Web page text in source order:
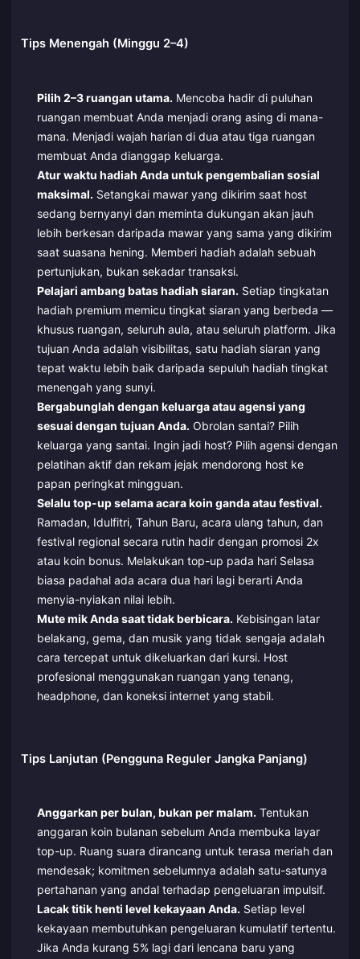
Tips Menengah (Minggu 2–4)
Pilih 2–3 ruangan utama. Mencoba hadir di puluhan
ruangan membuat Anda menjadi orang asing di mana-
mana. Menjadi wajah harian di dua atau tiga ruangan
membuat Anda dianggap keluarga.
Atur waktu hadiah Anda untuk pengembalian sosial
maksimal. Setangkai mawar yang dikirim saat host
sedang bernyanyi dan meminta dukungan akan jauh
lebih berkesan daripada mawar yang sama yang dikirim
saat suasana hening. Memberi hadiah adalah sebuah
pertunjukan, bukan sekadar transaksi.
Pelajari ambang batas hadiah siaran. Setiap tingkatan
hadiah premium memicu tingkat siaran yang berbeda —
khusus ruangan, seluruh aula, atau seluruh platform. Jika
tujuan Anda adalah visibilitas, satu hadiah siaran yang
tepat waktu lebih baik daripada sepuluh hadiah tingkat
menengah yang sunyi.
Bergabunglah dengan keluarga atau agensi yang
sesuai dengan tujuan Anda. Obrolan santai? Pilih
keluarga yang santai. Ingin jadi host? Pilih agensi dengan
pelatihan aktif dan rekam jejak mendorong host ke
papan peringkat mingguan.
Selalu top-up selama acara koin ganda atau festival.
Ramadan, Idulfitri, Tahun Baru, acara ulang tahun, dan
festival regional secara rutin hadir dengan promosi 2x
atau koin bonus. Melakukan top-up pada hari Selasa
biasa padahal ada acara dua hari lagi berarti Anda
menyia-nyiakan nilai lebih.
Mute mik Anda saat tidak berbicara. Kebisingan latar
belakang, gema, dan musik yang tidak sengaja adalah
cara tercepat untuk dikeluarkan dari kursi. Host
profesional menggunakan ruangan yang tenang,
headphone, dan koneksi internet yang stabil.
Tips Lanjutan (Pengguna Reguler Jangka Panjang)
Anggarkan per bulan, bukan per malam. Tentukan
anggaran koin bulanan sebelum Anda membuka layar
top-up. Ruang suara dirancang untuk terasa meriah dan
mendesak; komitmen sebelumnya adalah satu-satunya
pertahanan yang andal terhadap pengeluaran impulsif.
Lacak titik henti level kekayaan Anda. Setiap level
kekayaan membutuhkan pengeluaran kumulatif tertentu.
Jika Anda kurang 5% lagi dari lencana baru yang